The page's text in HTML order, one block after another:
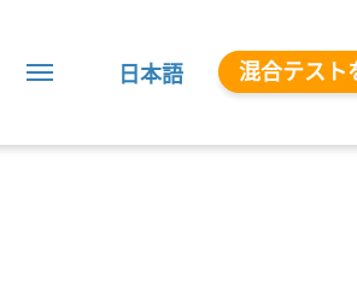
日本語 混合テスト